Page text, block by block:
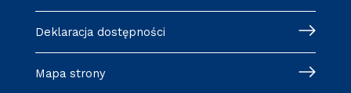
Deklaracja dostępności
Mapa strony